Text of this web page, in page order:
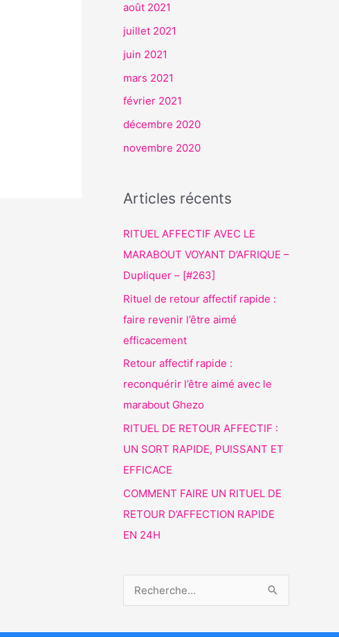
août 2021
juillet 2021
juin 2021
mars 2021
février 2021
décembre 2020
novembre 2020
Articles récents
RITUEL AFFECTIF AVEC LE
MARABOUT VOYANT D’AFRIQUE –
Dupliquer – [#263]
Rituel de retour affectif rapide :
faire revenir l’être aimé
efficacement
Retour affectif rapide :
reconquérir l’être aimé avec le
marabout Ghezo
RITUEL DE RETOUR AFFECTIF :
UN SORT RAPIDE, PUISSANT ET
EFFICACE
COMMENT FAIRE UN RITUEL DE
RETOUR D’AFFECTION RAPIDE
EN 24H